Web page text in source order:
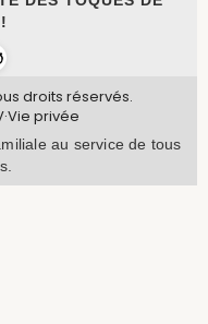
droits réservés.
·Vie privée
au service de tous